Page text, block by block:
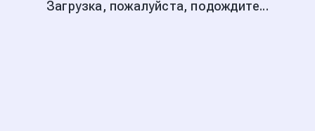
Загрузка, пожалуйста, подождите...